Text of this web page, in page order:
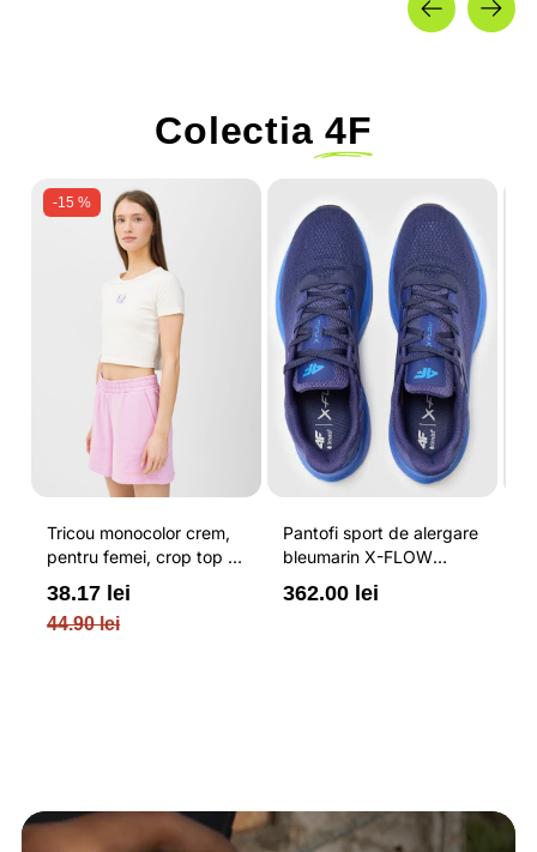
Colectia 4F
-15 %
Tricou monocolor crem,
pentru femei, crop top si
croiala slim 4F
44.90 lei
38.17 lei
Pantofi sport de alergare
bleumarin X-FLOW
pentru barbati cu brant
ORTHOLITE® HYBRID
362.00 lei